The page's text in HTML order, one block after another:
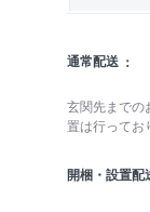
通常配送
玄関先までの
置は行ってお
開梱・設置配